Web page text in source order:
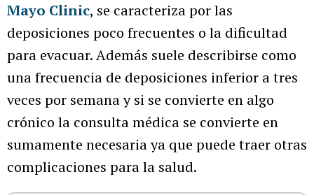
Mayo Clinic, se caracteriza por las
deposiciones poco frecuentes o la dificultad
para evacuar. Además suele describirse como
una frecuencia de deposiciones inferior a tres
veces por semana y si se convierte en algo
crónico la consulta médica se convierte en
sumamente necesaria ya que puede traer otras
complicaciones para la salud.